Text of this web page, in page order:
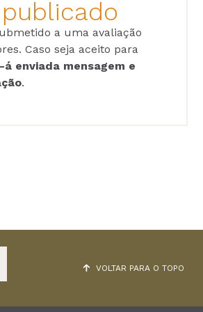
a uma avaliação
Caso seja aceito para
enviada mensagem e
.
VOLTAR PARA O TOPO